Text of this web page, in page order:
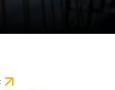
på 15